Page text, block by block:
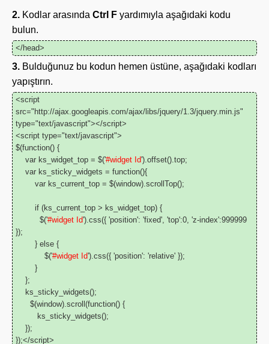
2. Kodlar arasında Ctrl F yardımıyla aşağıdaki kodu
bulun.
</head>
3. Bulduğunuz bu kodun hemen üstüne, aşağıdaki kodları
yapıştırın.
<script
src="http://ajax.googleapis.com/ajax/libs/jquery/1.3/jquery.min.js"
type="text/javascript"></script>
<script type="text/javascript">
$(function() {
var ks_widget_top = $('#widget Id').offset().top;
var ks_sticky_widgets = function(){
var ks_current_top = $(window).scrollTop();
if (ks_current_top > ks_widget_top) {
$('#widget Id').css({ 'position': 'fixed', 'top':0, 'z-index':999999
});
} else {
$('#widget Id').css({ 'position': 'relative' });
}
};
ks_sticky_widgets();
$(window).scroll(function() {
ks_sticky_widgets();
});
});</script>